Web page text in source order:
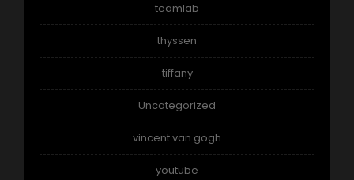
teamlab
thyssen
tiffany
Uncategorized
vincent van gogh
youtube